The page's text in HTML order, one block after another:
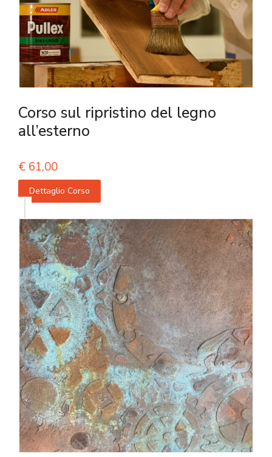
Corso sul ripristino del legno
all’esterno
€ 61,00
Dettaglio Corso